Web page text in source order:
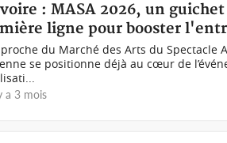
: MASA 2026, un
ligne pour booster
du Marché des Arts du Spectacle
se positionne déjà au cœur de
a 3 mois